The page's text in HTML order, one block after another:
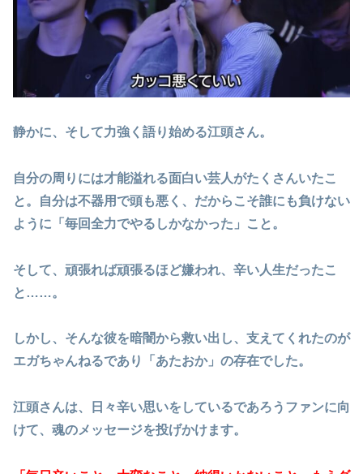
静かに、そして力強く語り始める江頭さん。
自分の周りには才能溢れる面白い芸人がたくさんいたこ
と。自分は不器用で頭も悪く、だからこそ誰にも負けない
ように「毎回全力でやるしかなかった」こと。
そして、頑張れば頑張るほど嫌われ、辛い人生だったこ
と……。
しかし、そんな彼を暗闇から救い出し、支えてくれたのが
エガちゃんねるであり「あたおか」の存在でした。
江頭さんは、日々辛い思いをしているであろうファンに向
けて、魂のメッセージを投げかけます。